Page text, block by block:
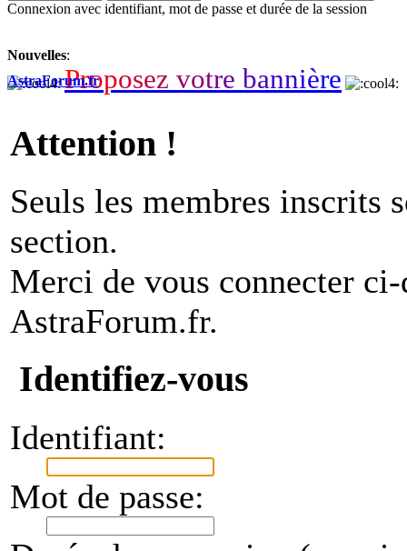
Connexion avec identifiant, mot de passe et durée de la session
Nouvelles:
Proposez votre bannière
AstraForum.fr
Attention !
Seuls les membres inscrits
section.
Merci de vous connecter
AstraForum.fr.
Identifiez-vous
Identifiant:
Mot de passe: